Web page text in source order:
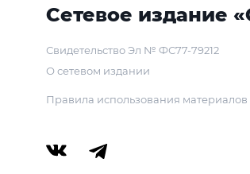
Сетевое издание
Свидетельство Эл № ФС77-79212
О сетевом издании
Правила использования материалов